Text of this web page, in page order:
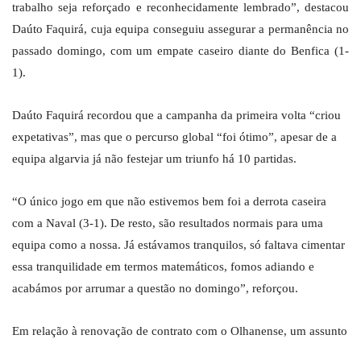
trabalho seja reforçado e reconhecidamente lembrado”, destacou
Daúto Faquirá, cuja equipa conseguiu assegurar a permanência no
passado domingo, com um empate caseiro diante do Benfica (1-
1).
Daúto Faquirá recordou que a campanha da primeira volta “criou
expetativas”, mas que o percurso global “foi ótimo”, apesar de a
equipa algarvia já não festejar um triunfo há 10 partidas.
“O único jogo em que não estivemos bem foi a derrota caseira
com a Naval (3-1). De resto, são resultados normais para uma
equipa como a nossa. Já estávamos tranquilos, só faltava cimentar
essa tranquilidade em termos matemáticos, fomos adiando e
acabámos por arrumar a questão no domingo”, reforçou.
Em relação à renovação de contrato com o Olhanense, um assunto